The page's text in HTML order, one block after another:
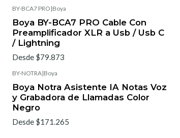
BY-BCA7 PRO |Boya
Boya BY-BCA7 PRO Cable Con
Preamplificador XLR a Usb / Usb C
/ Lightning
Desde $79.873
BY-NOTRA|Boya
Boya Notra Asistente IA Notas Voz
y Grabadora de Llamadas Color
Negro
Desde $171.265